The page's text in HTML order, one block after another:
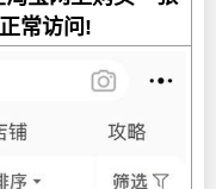
常访问!